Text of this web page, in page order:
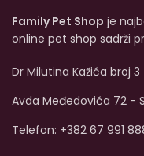
vitamina.
da podrži imunitet
Bez vještačkih boja,
aroma ili konzervansa
početka!
Family Pet Shop je
online pet shop sadrži
Dr Milutina Kažića broj
Avda Međedovića 72 -
Telefon: +382 67 991